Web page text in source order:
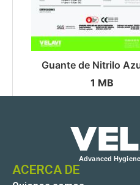
Guante de Nitrilo
1 MB
ACERCA DE